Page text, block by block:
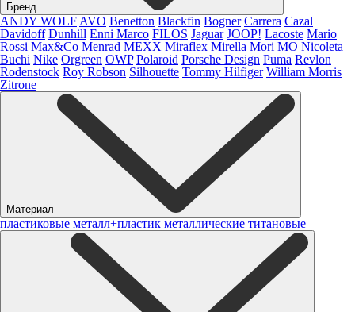
Бренд
ANDY WOLF AVO Benetton Blackfin Bogner Carrera Cazal
Davidoff Dunhill Enni Marco FILOS Jaguar JOOP! Lacoste Mario
Rossi Max&Co Menrad MEXX Miraflex Mirella Mori MO Nicoleta
Buchi Nike Orgreen OWP Polaroid Porsche Design Puma Revlon
Rodenstock Roy Robson Silhouette Tommy Hilfiger William Morris
Zitrone
Материал
пластиковые металл+пластик металлические титановые